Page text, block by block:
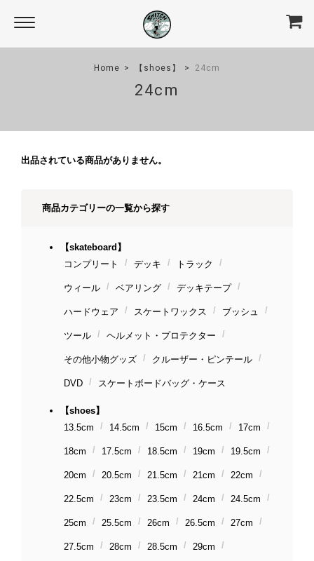
Home 【shoes】 24cm
24cm
出品されている商品がありません。
商品カテゴリーの一覧から探す
【skateboard】
コンプリート
デッキ トラック
ウィール ベアリング デッキテープ
ハードウェア スケートワックス ブッシュ
ツール ヘルメット・プロテクター
その他小物グッズ クルーザー・ピンテール
DVD スケートボードバッグ・ケース
【shoes】
13.5cm
14.5cm 15cm 16.5cm 17cm
18cm 17.5cm 18.5cm 19cm 19.5cm
20cm 20.5cm 21.5cm 21cm 22cm
22.5cm 23cm 23.5cm 24cm 24.5cm
25cm 25.5cm 26cm 26.5cm 27cm
27.5cm 28cm 28.5cm 29cm